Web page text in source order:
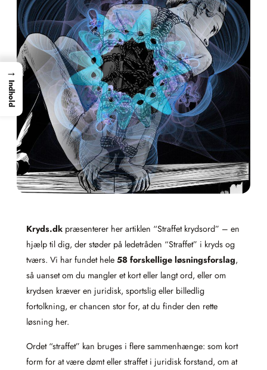
Kryds.dk præsenterer her artiklen “Straffet krydsord” – en
hjælp til dig, der støder på ledetråden “Straffet” i kryds og
tværs. Vi har fundet hele 58 forskellige løsningsforslag,
så uanset om du mangler et kort eller langt ord, eller om
krydsen kræver en juridisk, sportslig eller billedlig
fortolkning, er chancen stor for, at du finder den rette
løsning her.
Ordet “straffet” kan bruges i flere sammenhænge: som kort
form for at være dømt eller straffet i juridisk forstand, om at
→
Indhold